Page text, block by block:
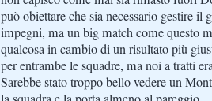
può obiettare che sia necessario gestire il
impegni, ma un big match come questo
qualcosa in cambio di un risultato più
per entrambe le squadre, ma noi a tratti
Sarebbe stato troppo bello vedere un